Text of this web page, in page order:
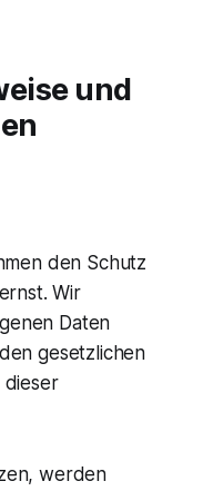
und
den Schutz
Wir
Daten
gesetzlichen
dieser
werden